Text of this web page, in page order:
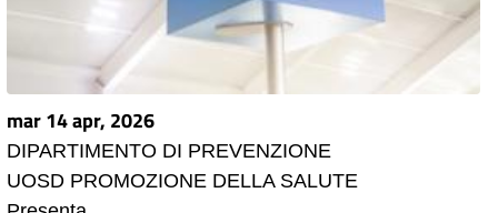
mar 14 apr, 2026
DIPARTIMENTO DI PREVENZIONE
UOSD PROMOZIONE DELLA SALUTE